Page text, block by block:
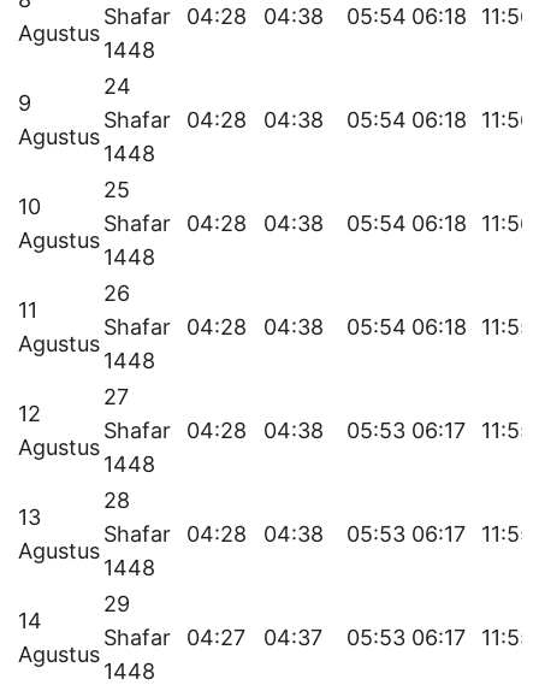
Agustus
Shafar
1448
04:28 04:38 05:54 06:18 11:56
9
Agustus
24
Shafar
1448
04:28 04:38 05:54 06:18 11:56
10
Agustus
25
Shafar
1448
04:28 04:38 05:54 06:18 11:56
11
Agustus
26
Shafar
1448
04:28 04:38 05:54 06:18 11:55
12
Agustus
27
Shafar
1448
04:28 04:38 05:53 06:17 11:55
13
Agustus
28
Shafar
1448
04:28 04:38 05:53 06:17 11:55
14
Agustus
29
Shafar
1448
04:27 04:37 05:53 06:17 11:55